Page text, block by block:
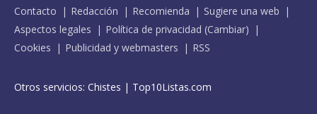
Contacto Redacción Recomienda
Sugiere una web
Aspectos legales
Política de privacidad (Cambiar)
Cookies
Publicidad y webmasters RSS
Otros servicios: Chistes | Top10Listas.com